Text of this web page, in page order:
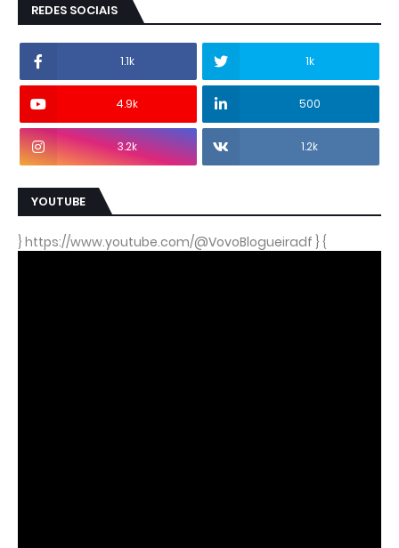
REDES SOCIAIS
1.1k 1k
4.9k 500
3.2k 1.2k
YOUTUBE
} https://www.youtube.com/@VovoBlogueiradf } {